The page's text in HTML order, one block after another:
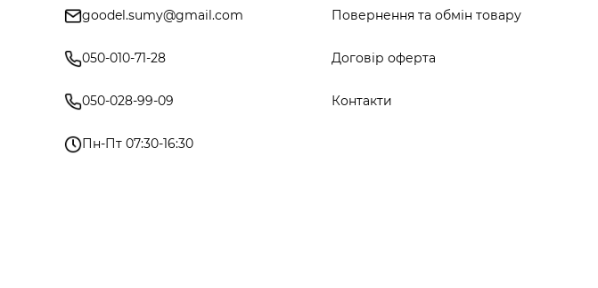
goodel.sumy@gmail.com
050-010-71-28
050-028-99-09
Пн-Пт 07:30-16:30
Повернення та обмін товару
Договір оферта
Контакти